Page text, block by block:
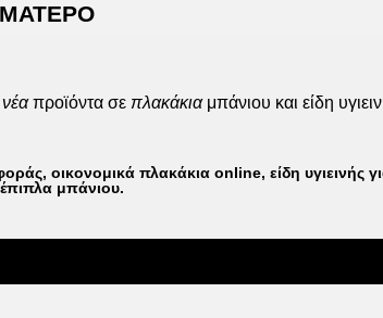
νέαπροϊόντα σε πλακάκιαμπάνιου και είδη
οικονομικά πλακάκια online, είδη υγιεινής
μπάνιου.​